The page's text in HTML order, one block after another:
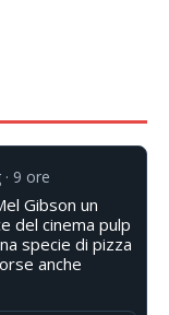
9 ore
Gibson un
del cinema pulp
specie di pizza
anche